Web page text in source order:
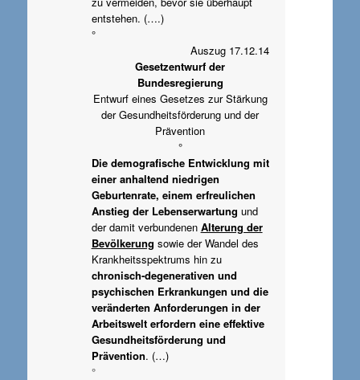
entstehen. (….)
°
Auszug 17.12.14
Gesetzentwurf der
Bundesregierung
Entwurf eines Gesetzes zur Stärkung
der Gesundheitsförderung und der
Prävention
°
Die demografische Entwicklung mit
einer anhaltend niedrigen
Geburtenrate, einem erfreulichen
Anstieg der Lebenserwartung und
der damit verbundenen Alterung der
Bevölkerung sowie der Wandel des
Krankheitsspektrums hin zu
chronisch-degenerativen und
psychischen Erkrankungen und die
veränderten Anforderungen in der
Arbeitswelt erfordern eine effektive
Gesundheitsförderung und
Prävention. (…)
°